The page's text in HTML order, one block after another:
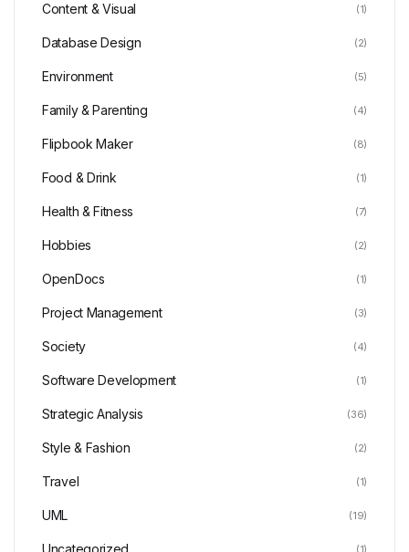
Content & Visual (1)
Database Design (2)
Environment (5)
Family & Parenting (4)
Flipbook Maker (8)
Food & Drink (1)
Health & Fitness (7)
Hobbies (2)
OpenDocs (1)
Project Management (3)
Society (4)
Software Development (1)
Strategic Analysis (36)
Style & Fashion (2)
Travel (1)
UML (19)
(1)